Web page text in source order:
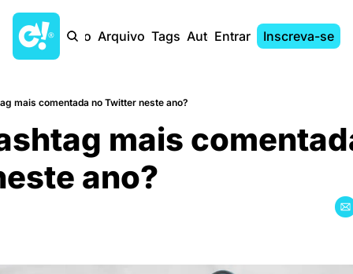
Início Arquivo Tags AutoresEntrar Inscreva-se
mais comentada no Twitter neste ano?
mais
ano?